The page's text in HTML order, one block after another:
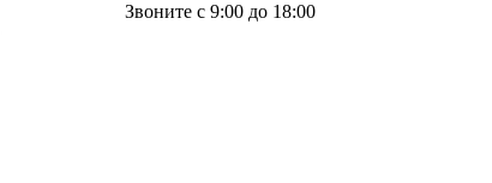
Звоните с 9:00 до 18:00